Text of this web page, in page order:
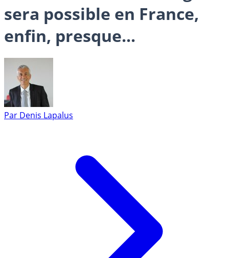
sera possible en France,
enfin, presque...
Par Denis Lapalus